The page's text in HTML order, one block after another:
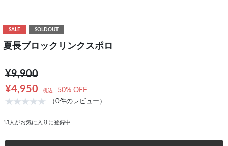
SALE SOLDOUT
夏長ブロックリンクスポロ
¥9,900
¥4,950
税込 50% OFF
（0件のレビュー）
13 人がお気に入りに登録中